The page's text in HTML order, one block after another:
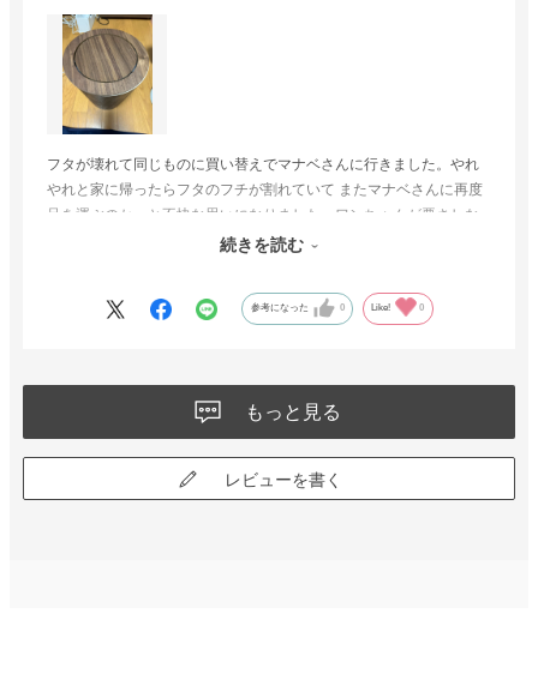
フタが壊れて同じものに買い替えでマナベさんに行きました。やれ
やれと家に帰ったらフタのフチが割れていて またマナベさんに再度
足を運ぶのかーと不快な思いになりました。ワンちゃんが悪さしな
いようにこのフタは良くて気にいってます。木で出来ているものは
続きを読む
参考になった 0 Like! 0
もっと見る
レビューを書く